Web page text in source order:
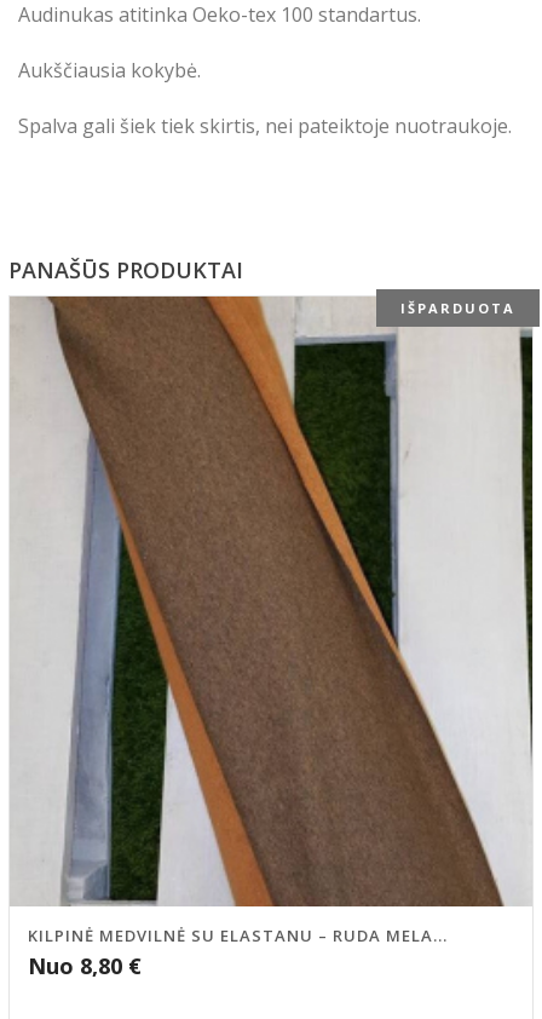
Audinukas atitinka Oeko-tex 100 standartus.
Aukščiausia kokybė.
Spalva gali šiek tiek skirtis, nei pateiktoje nuotraukoje.
PANAŠŪS PRODUKTAI
IŠPARDUOTA
KILPINĖ MEDVILNĖ SU ELASTANU – RUDA MELA...
Nuo 8,80 €